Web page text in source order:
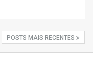
POSTS MAIS RECENTES